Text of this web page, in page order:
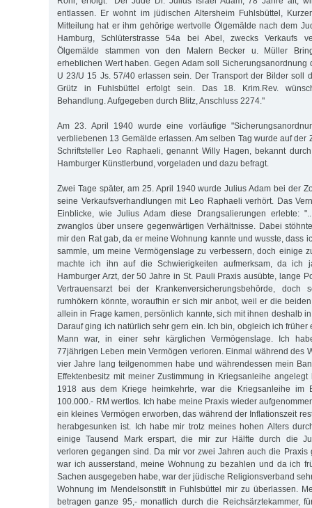
entlassen. Er wohnt im jüdischen Altersheim Fuhlsbüttel,
Mitteilung hat er ihm gehörige wertvolle Ölgemälde nach dem
Hamburg, Schlüterstrasse 54a bei Abel, zwecks Verkaufs
Ölgemälde stammen von den Malern Becker u. Müller
erheblichen Wert haben. Gegen Adam soll Sicherungsanordnung
U 23/U 15 Js. 57/40 erlassen sein. Der Transport der Bilder soll
Grütz in Fuhlsbüttel erfolgt sein. Das 18. Krim.Rev.
Behandlung. Aufgegeben durch Blitz, Anschluss 2274."
Am 23. April 1940 wurde eine vorläufige
verbliebenen 13 Gemälde erlassen. Am selben Tag wurde auf der
Schriftsteller Leo Raphaeli, genannt Willy Hagen, bekannt
Hamburger Künstlerbund, vorgeladen und dazu befragt.
Zwei Tage später, am 25. April 1940 wurde Julius Adam bei der
seine Verkaufsverhandlungen mit Leo Raphaeli verhört. Das
Einblicke, wie Julius Adam diese Drangsalierungen erlebte:
zwanglos über unsere gegenwärtigen Verhältnisse. Dabei
mir den Rat gab, da er meine Wohnung kannte und wusste, dass
sammle, um meine Vermögenslage zu verbessern, doch einige
machte ich ihn auf die Schwierigkeiten aufmerksam, da ich
Hamburger Arzt, der 50 Jahre in St. Pauli Praxis ausübte, lange
Vertrauensarzt bei der Krankenversicherungsbehörde, doch
rumhökern könnte, woraufhin er sich mir anbot, weil er die
allein in Frage kamen, persönlich kannte, sich mit ihnen deshalb
Darauf ging ich natürlich sehr gern ein. Ich bin, obgleich ich
Mann war, in einer sehr kärglichen Vermögenslage. Ich
77jährigen Leben mein Vermögen verloren. Einmal während des
vier Jahre lang teilgenommen habe und währendessen mein
Effektenbesitz mit meiner Zustimmung in Kriegsanleihe
1918 aus dem Kriege heimkehrte, war die Kriegsanleihe im
100.000.- RM wertlos. Ich habe meine Praxis wieder
ein kleines Vermögen erworben, das während der Inflationszeit
herabgesunken ist. Ich habe mir trotz meines hohen Alters
einige Tausend Mark erspart, die mir zur Hälfte durch die
verloren gegangen sind. Da mir vor zwei Jahren auch die Praxis
war ich ausserstand, meine Wohnung zu bezahlen und da ich
Sachen ausgegeben habe, war der jüdische Religionsverband
Wohnung im Mendelsonstift in Fuhlsbüttel mir zu überlassen.
betragen ganze 95,- monatlich durch die Reichsärztekammer,